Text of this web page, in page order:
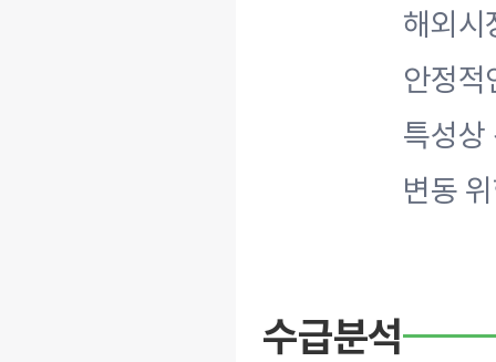
해외시
안정적
특성상
변동
수급분석